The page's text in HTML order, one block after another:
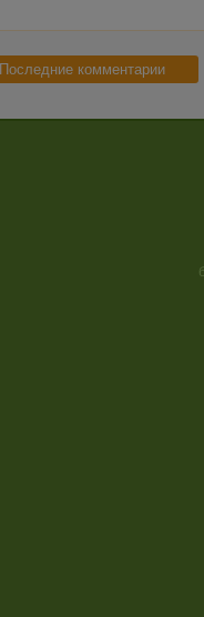
Последние комментарии